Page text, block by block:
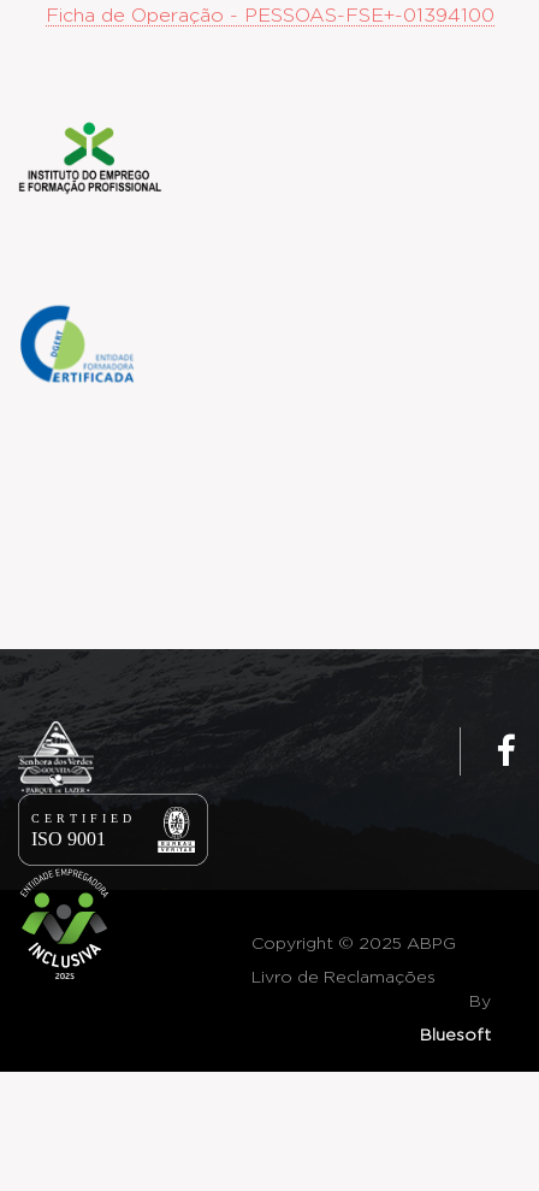
Ficha de Operação - PESSOAS-FSE+-01394100
Copyright © 2025 ABPG
Livro de Reclamações
By
Bluesoft